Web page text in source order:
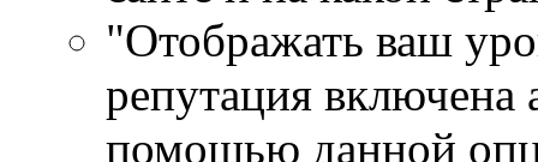
"Отображать ваш
репутация включена
помощью данной